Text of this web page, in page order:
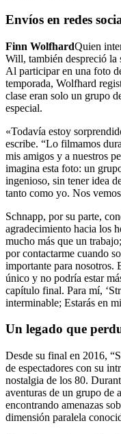
Envíos en redes
Finn WolfhardQuien
Will, también despreció la
Al participar en una foto
temporada, Wolfhard
clase eran solo un grupo
especial.
«Todavía estoy
escribe. “Lo filmamos
mis amigos y a nuestros
imagina esta foto: un
ingenioso, sin tener idea
tanto como yo. Nos
Schnapp, por su parte,
agradecimiento hacia los
mucho más que un
por contactarme cuando
importante para nosotros.
único y no podría estar
capítulo final. Para mí,
interminable; Estarás en
Un legado que
Desde su final en 2016,
de espectadores con su
nostalgia de los 80.
aventuras de un grupo de
encontrando amenazas
dimensión paralela